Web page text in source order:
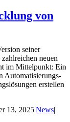
von
seiner
neuen
im Mittelpunkt: Ein
Automatisierungs-
erstellen
13, 2025|News|